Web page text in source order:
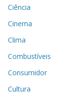
Ciência
Cinema
Clima
Combustíveis
Consumidor
Cultura